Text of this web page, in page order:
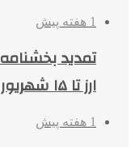
1 هفته پیش
تمدید
ارز تا ۱۵ شهریور
1 هفته پیش